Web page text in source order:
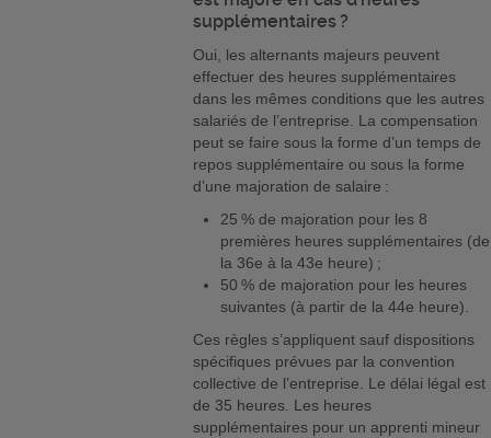
supplémentaires ?
Oui, les alternants majeurs peuvent
effectuer des heures supplémentaires
dans les mêmes conditions que les autres
salariés de l’entreprise. La compensation
peut se faire sous la forme d’un temps de
repos supplémentaire ou sous la forme
d’une majoration de salaire :
25 % de majoration pour les 8
premières heures supplémentaires (de
la 36e à la 43e heure) ;
50 % de majoration pour les heures
suivantes (à partir de la 44e heure).
Ces règles s’appliquent sauf dispositions
spécifiques prévues par la convention
collective de l’entreprise. Le délai légal est
de 35 heures. Les heures
supplémentaires pour un apprenti mineur